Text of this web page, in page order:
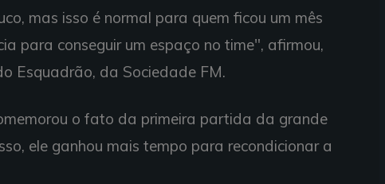
mas isso é normal para quem ficou um mês
para conseguir um espaço no time", afirmou,
Esquadrão, da Sociedade FM.
o fato da primeira partida da grande
ele ganhou mais tempo para recondicionar a